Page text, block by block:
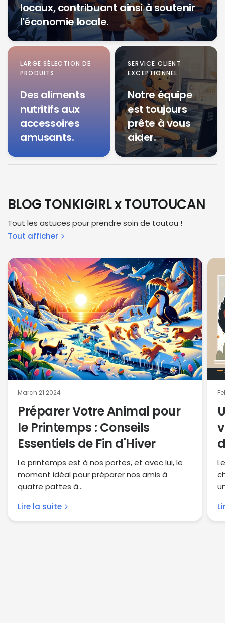
locaux, contribuant ainsi à soutenir
l'économie locale.
LARGE SÉLECTION DE
PRODUITS
Des aliments
nutritifs aux
accessoires
amusants.
SERVICE CLIENT
EXCEPTIONNEL
Notre équipe
est toujours
prête à vous
aider.
BLOG TONKIGIRL x TOUTOUCAN
Tout les astuces pour prendre soin de toutou !
Tout afficher
March 21 2024
Préparer Votre Animal pour
le Printemps : Conseils
Essentiels de Fin d'Hiver
Le printemps est à nos portes, et avec lui, le
moment idéal pour préparer nos amis à
quatre pattes à...
Lire la suite